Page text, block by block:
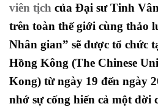
viên tịch của Đại sư Tinh
trên toàn thế giới cùng thảo
Nhân gian” sẽ được tổ chức
Hồng Kông (The Chinese
Kong) từ ngày 19 đến ngày
nhớ sự cống hiến cả một đời